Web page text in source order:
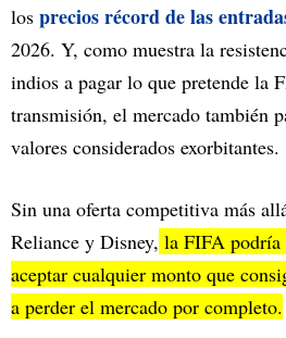
los precios récord de las
2026. Y, como muestra la
indios a pagar lo que pretende la
transmisión, el mercado también
valores considerados exorbitantes.
Sin una oferta competitiva más
Reliance y Disney, la FIFA podría
aceptar cualquier monto que
a perder el mercado por completo.